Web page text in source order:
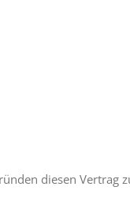
diesen Vertrag